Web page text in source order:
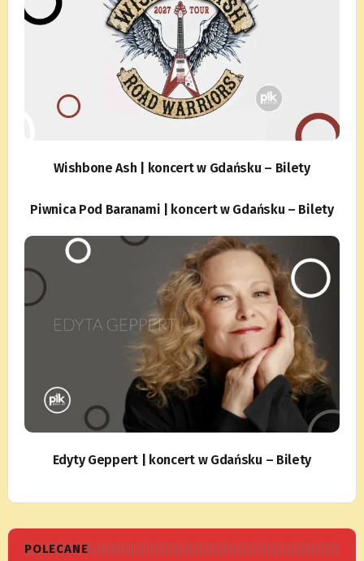
Wishbone Ash | koncert w Gdańsku – Bilety
Piwnica Pod Baranami | koncert w Gdańsku – Bilety
Edyty Geppert | koncert w Gdańsku – Bilety
POLECANE